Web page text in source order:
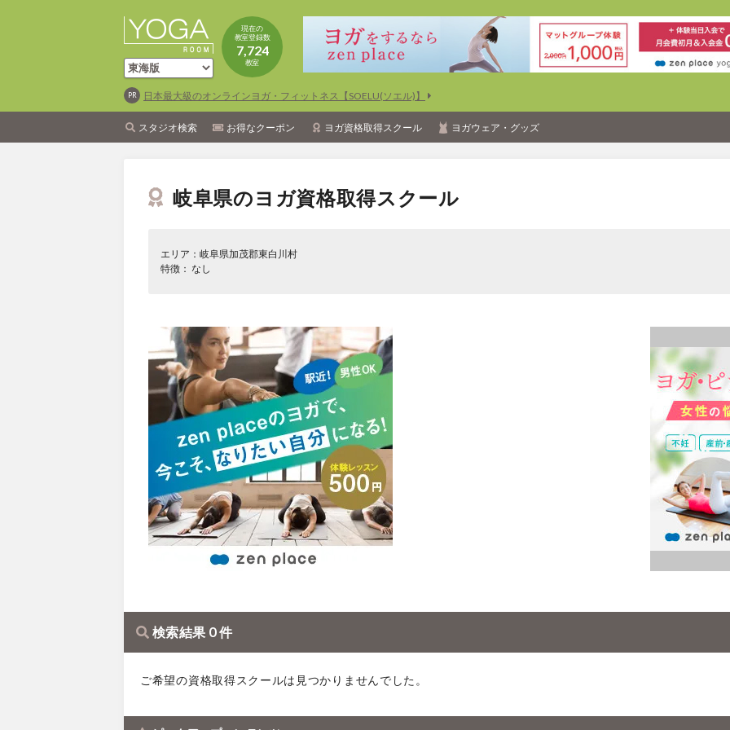
現在の
教室登録数
7,724
教室
日本最大級のオンラインヨガ・フィットネス【SOELU(ソエル)】
スタジオ検索 お得なクーポン ヨガ資格取得スクール ヨガウェア・グッズ
岐阜県のヨガ資格取得スクール
エリア：岐阜県加茂郡東白川村
特徴： なし
検索結果 0 件
ご希望の資格取得スクールは見つかりませんでした。